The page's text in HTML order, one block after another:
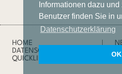
Informationen dazu
Benutzer finden Sie in
Datenschutzerklärung
OK
HOME
DATENSCHUTZ
QUICKLINKS